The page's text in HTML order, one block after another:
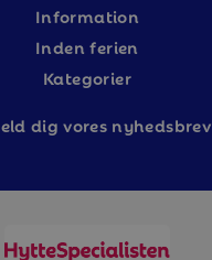
Information
Inden ferien
Kategorier
eld dig vores nyhedsbrev